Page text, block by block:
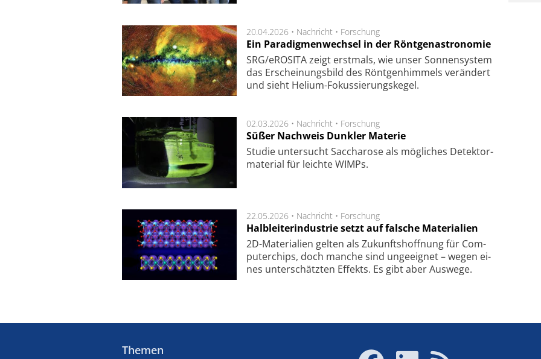
20.04.2026 • Nachricht • Forschung
Ein Paradigmenwechsel in der Röntgenastronomie
SRG/eROSITA zeigt erst­mals, wie unser Son­nen­sys­tem
das Er­schei­nungs­bild des Rönt­gen­him­mels ver­än­dert
und sieht Helium-Fokus­sie­rungs­ke­gel.
02.03.2026 • Nachricht • Forschung
Süßer Nachweis Dunkler Materie
Studie unter­sucht Saccha­ro­se als mög­li­ches De­tek­tor­
ma­te­rial für leich­te WIMPs.
22.05.2026 • Nachricht • Forschung
Halbleiterindustrie setzt auf falsche Materialien
2D-Mate­ri­a­li­en gel­ten als Zu­kunfts­hoff­nung für Com­
pu­ter­chips, doch man­che sind un­ge­eig­net – we­gen ei­
nes un­ter­schätz­ten Ef­fekts. Es gibt aber Aus­we­ge.
Themen